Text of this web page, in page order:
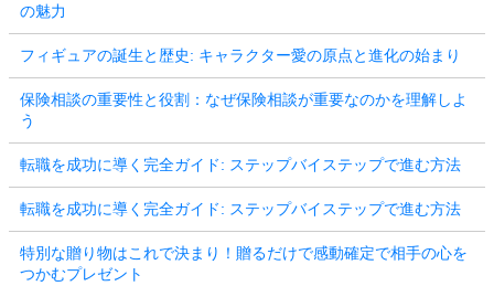
の魅力
フィギュアの誕生と歴史: キャラクター愛の原点と進化の始まり
保険相談の重要性と役割：なぜ保険相談が重要なのかを理解しよ
う
転職を成功に導く完全ガイド: ステップバイステップで進む方法
転職を成功に導く完全ガイド: ステップバイステップで進む方法
特別な贈り物はこれで決まり！贈るだけで感動確定で相手の心を
つかむプレゼント